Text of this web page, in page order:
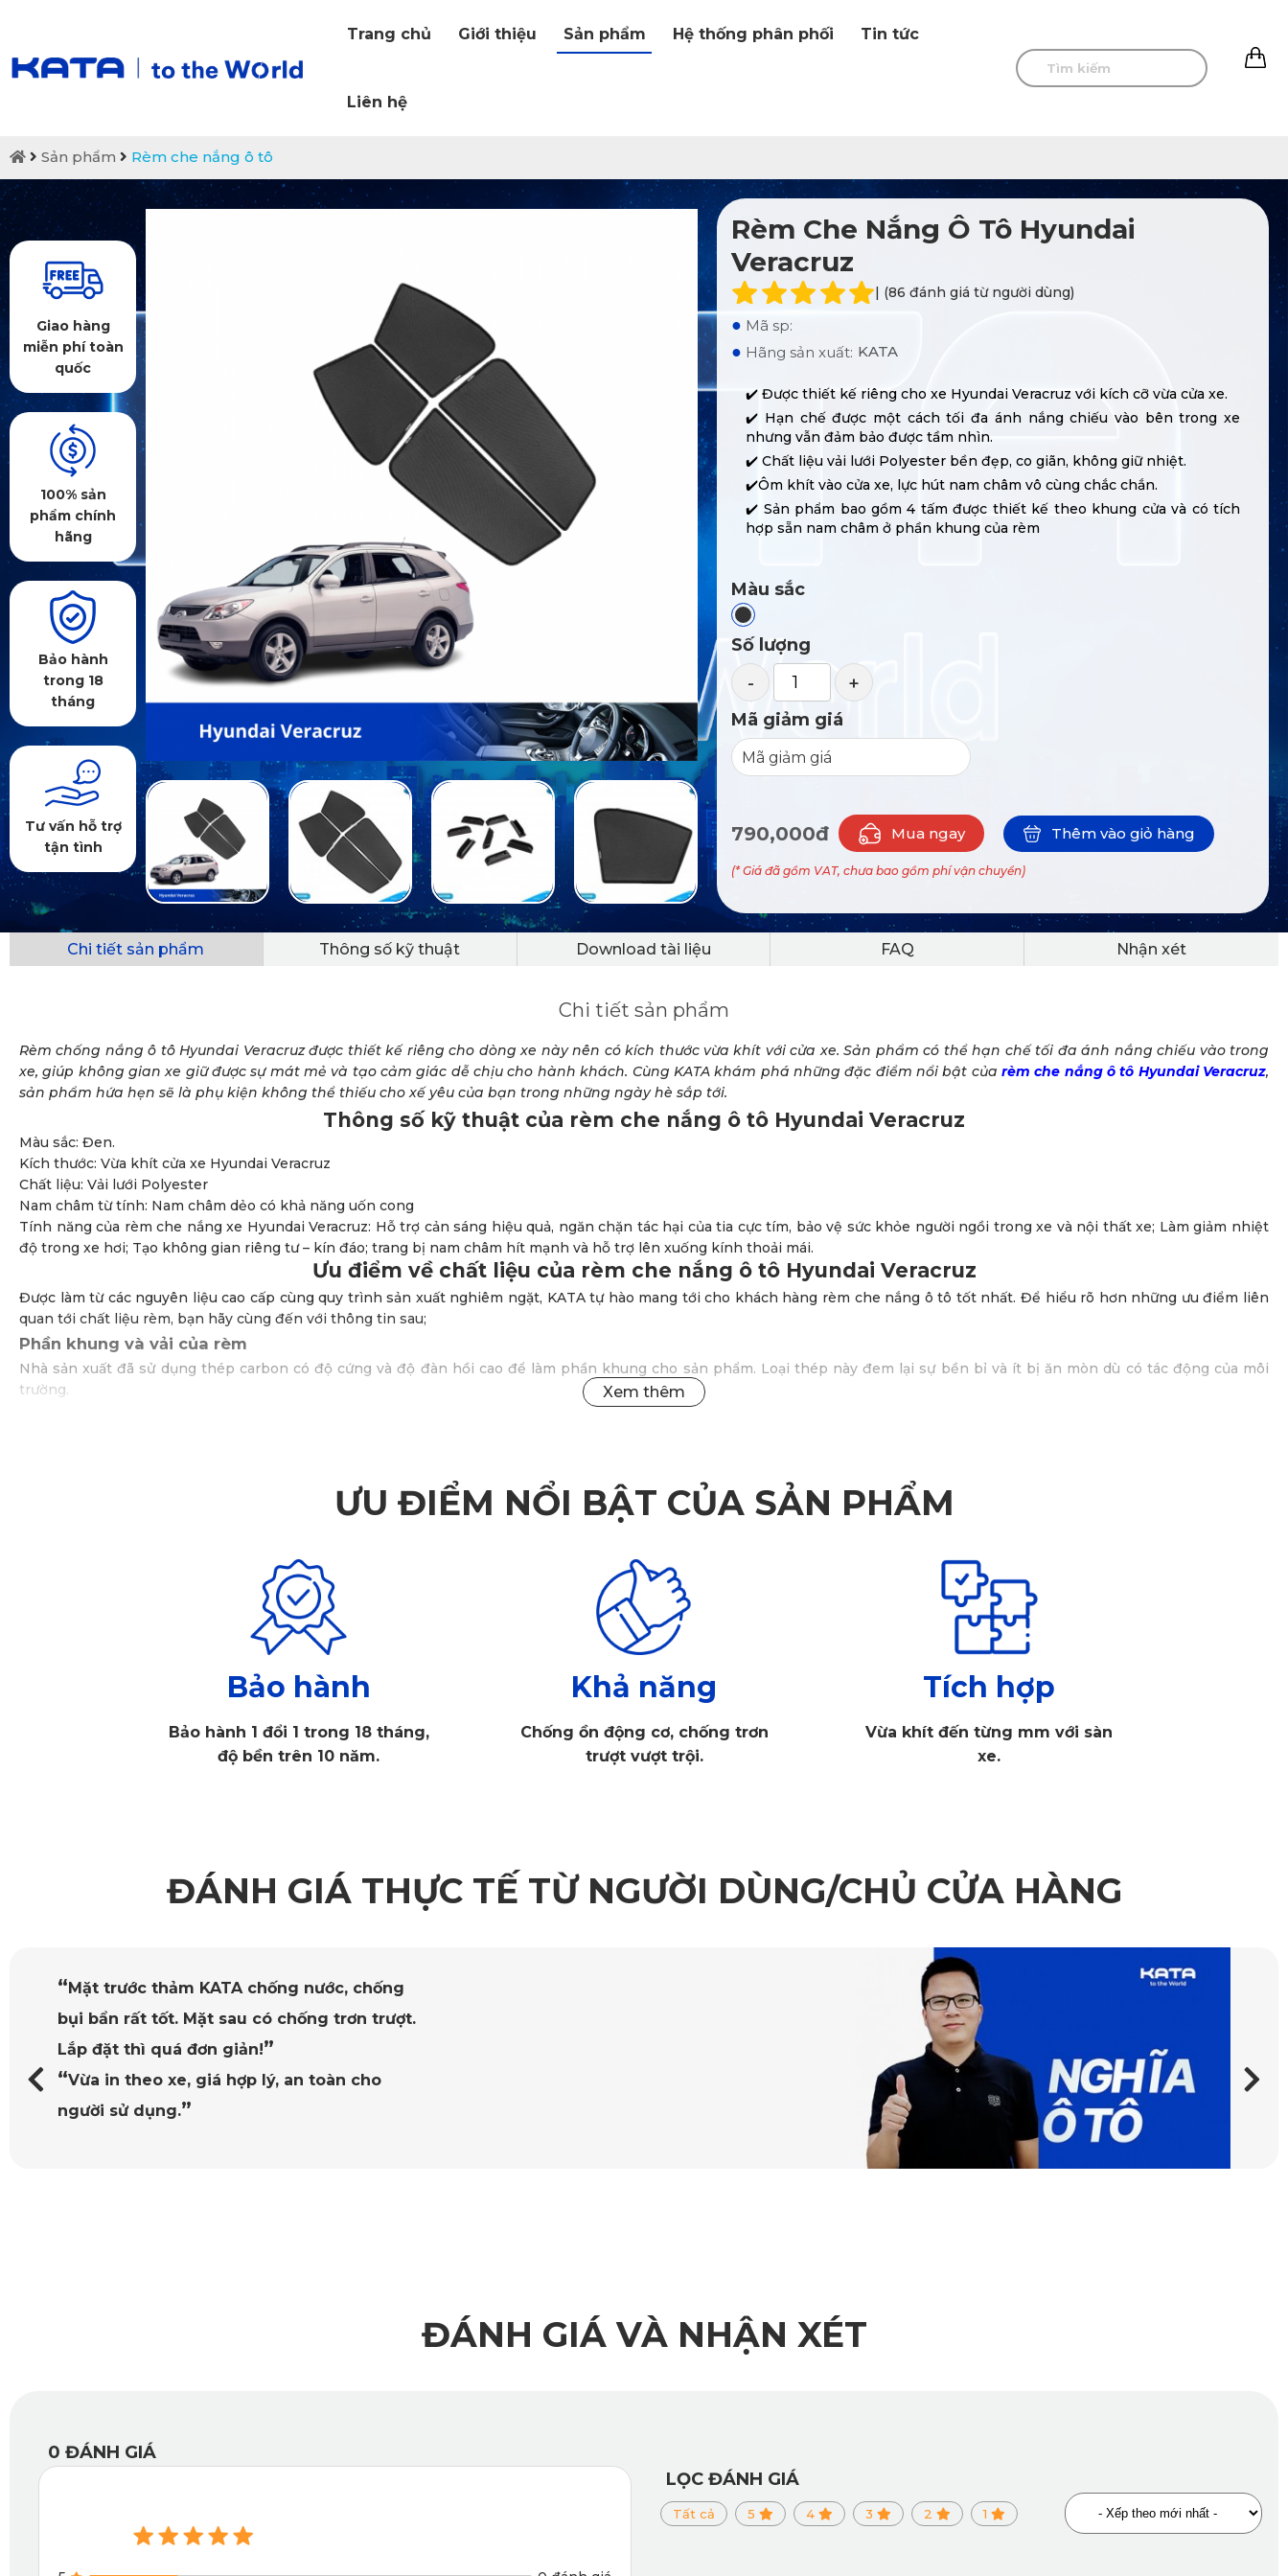
Trang chủ Giới thiệu Sản phẩm Hệ thống phân phối Tin tức
Liên hệ
Sản phẩm Rèm che nắng ô tô
Giao hàng
miễn phí toàn
quốc
100% sản
phẩm chính
hãng
Bảo hành
trong 18
tháng
Tư vấn hỗ trợ
tận tình
Rèm Che Nắng Ô Tô Hyundai
Veracruz
| (86 đánh giá từ người dùng)
● Mã sp:
● Hãng sản xuất: KATA
✔️ Được thiết kế riêng cho xe Hyundai Veracruz với kích cỡ vừa cửa xe.
✔️ Hạn chế được một cách tối đa ánh nắng chiếu vào bên trong xe
nhưng vẫn đảm bảo được tầm nhìn.
✔️ Chất liệu vải lưới Polyester bền đẹp, co giãn, không giữ nhiệt.
✔️Ôm khít vào cửa xe, lực hút nam châm vô cùng chắc chắn.
✔️ Sản phẩm bao gồm 4 tấm được thiết kế theo khung cửa và có tích
hợp sẵn nam châm ở phần khung của rèm
Màu sắc
Số lượng
- +
Mã giảm giá
790,000đ Mua ngay Thêm vào giỏ hàng
(* Giá đã gồm VAT, chưa bao gồm phí vận chuyển)
Chi tiết sản phẩm Thông số kỹ thuật Download tài liệu FAQ Nhận xét
Chi tiết sản phẩm
Rèm chống nắng ô tô Hyundai Veracruz được thiết kế riêng cho dòng xe này nên có kích thước vừa khít với cửa xe. Sản phẩm có thể hạn chế tối đa ánh nắng chiếu vào trong
xe, giúp không gian xe giữ được sự mát mẻ và tạo cảm giác dễ chịu cho hành khách. Cùng KATA khám phá những đặc điểm nổi bật của rèm che nắng ô tô Hyundai Veracruz,
sản phẩm hứa hẹn sẽ là phụ kiện không thể thiếu cho xế yêu của bạn trong những ngày hè sắp tới.
Thông số kỹ thuật của rèm che nắng ô tô Hyundai Veracruz
Màu sắc: Đen.
Kích thước: Vừa khít cửa xe Hyundai Veracruz
Chất liệu: Vải lưới Polyester
Nam châm từ tính: Nam châm dẻo có khả năng uốn cong
Tính năng của rèm che nắng xe Hyundai Veracruz: Hỗ trợ cản sáng hiệu quả, ngăn chặn tác hại của tia cực tím, bảo vệ sức khỏe người ngồi trong xe và nội thất xe; Làm giảm nhiệt
độ trong xe hơi; Tạo không gian riêng tư – kín đáo; trang bị nam châm hít mạnh và hỗ trợ lên xuống kính thoải mái.
Ưu điểm về chất liệu của rèm che nắng ô tô Hyundai Veracruz
Được làm từ các nguyên liệu cao cấp cùng quy trình sản xuất nghiêm ngặt, KATA tự hào mang tới cho khách hàng rèm che nắng ô tô tốt nhất. Để hiểu rõ hơn những ưu điểm liên
quan tới chất liệu rèm, bạn hãy cùng đến với thông tin sau;
Phần khung và vải của rèm
Nhà sản xuất đã sử dụng thép carbon có độ cứng và độ đàn hồi cao để làm phần khung cho sản phẩm. Loại thép này đem lại sự bền bỉ và ít bị ăn mòn dù có tác động của môi
trường.
Rèm che nắng ô tô Hyundai Veracruz chất lượng với thiết kế 4 tấm rèm đẹp mắt
Thêm vào đó, mặc dù vải được cấu tạo từ các sợi polyester thưa nhưng lại rất chắc chắn, bền và thoáng khí. Trong loại vải lưới này có chứa thành phần spandex đem lại độ co giãn
tốt. Việc sử dụngrèm chắn nắng ô tô cho xe Hyundai Veracruz giúp khoang lái trở nên mát mẻ hơn vì vải không hấp thụ nhiệt và có khả năng giữ nhiệt thấp.
Phần nam châm
KATA cũng đã tinh ý khi sử dụng nam châm dẻo khi thiết kế rèm che nắng ô tô Hyundai Veracruz. Đây là nam châm có lực hút mạnh cùng khả năng uốn cong mà không sợ bị gãy
ƯU ĐIỂM NỔI BẬT CỦA SẢN PHẨM
Bảo hành
Bảo hành 1 đổi 1 trong 18 tháng,
độ bền trên 10 năm.
Khả năng
Chống ồn động cơ, chống trơn
trượt vượt trội.
Tích hợp
Vừa khít đến từng mm với sàn
xe.
ĐÁNH GIÁ THỰC TẾ TỪ NGƯỜI DÙNG/CHỦ CỬA HÀNG
“ Mặt trước thảm KATA chống nước, chống
bụi bẩn rất tốt. Mặt sau có chống trơn trượt.
Lắp đặt thì quá đơn giản!”
“Vừa in theo xe, giá hợp lý, an toàn cho
người sử dụng.”
ĐÁNH GIÁ VÀ NHẬN XÉT
0 ĐÁNH GIÁ
LỌC ĐÁNH GIÁ
Tất cả 5 4 3 2 1